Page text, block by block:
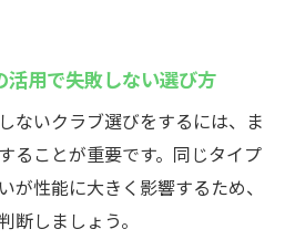
活用で失敗しない選び方
ないクラブ選びをするには、ま
ることが重要です。同じタイプ
が性能に大きく影響するため、
断しましょう。